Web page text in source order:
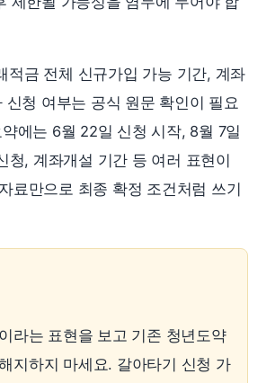
적금 전체 신규가입 가능 기간, 계좌
신청 여부는 공식 원문 확인이 필요
에는 6월 22일 신청 시작, 8월 7일
청, 계좌개설 기간 등 여러 표현이
료만으로 최종 확정 조건처럼 쓰기
라는 표현을 보고 기존 청년도약
지하지 마세요. 갈아타기 신청 가